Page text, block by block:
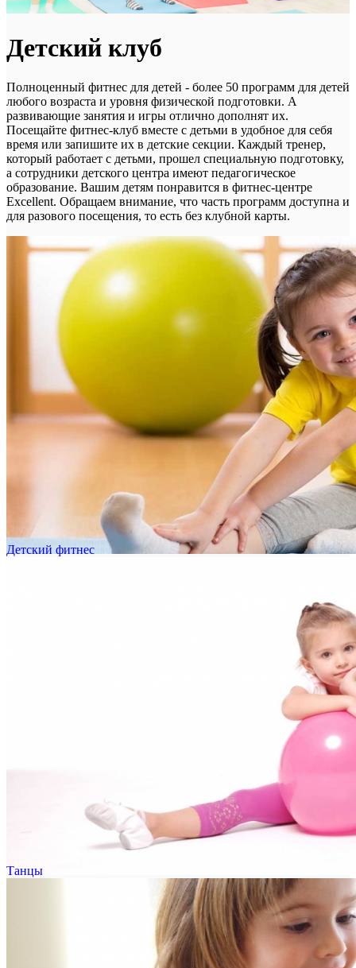
Детский клуб
Полноценный фитнес для детей - более 50 программ для детей
любого возраста и уровня физической подготовки. А
развивающие занятия и игры отлично дополнят их.
Посещайте фитнес-клуб вместе с детьми в удобное для себя
время или запишите их в детские секции. Каждый тренер,
который работает с детьми, прошел специальную подготовку,
а сотрудники детского центра имеют педагогическое
образование. Вашим детям понравится в фитнес-центре
Excellent. Обращаем внимание, что часть программ доступна и
для разового посещения, то есть без клубной карты.
Детский фитнес
Танцы